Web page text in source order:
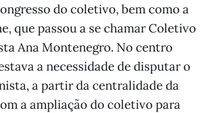
do coletivo, bem como a
que passou a se chamar Coletivo
Ana Montenegro. No centro
a necessidade de disputar o
a partir da centralidade da
a ampliação do coletivo para